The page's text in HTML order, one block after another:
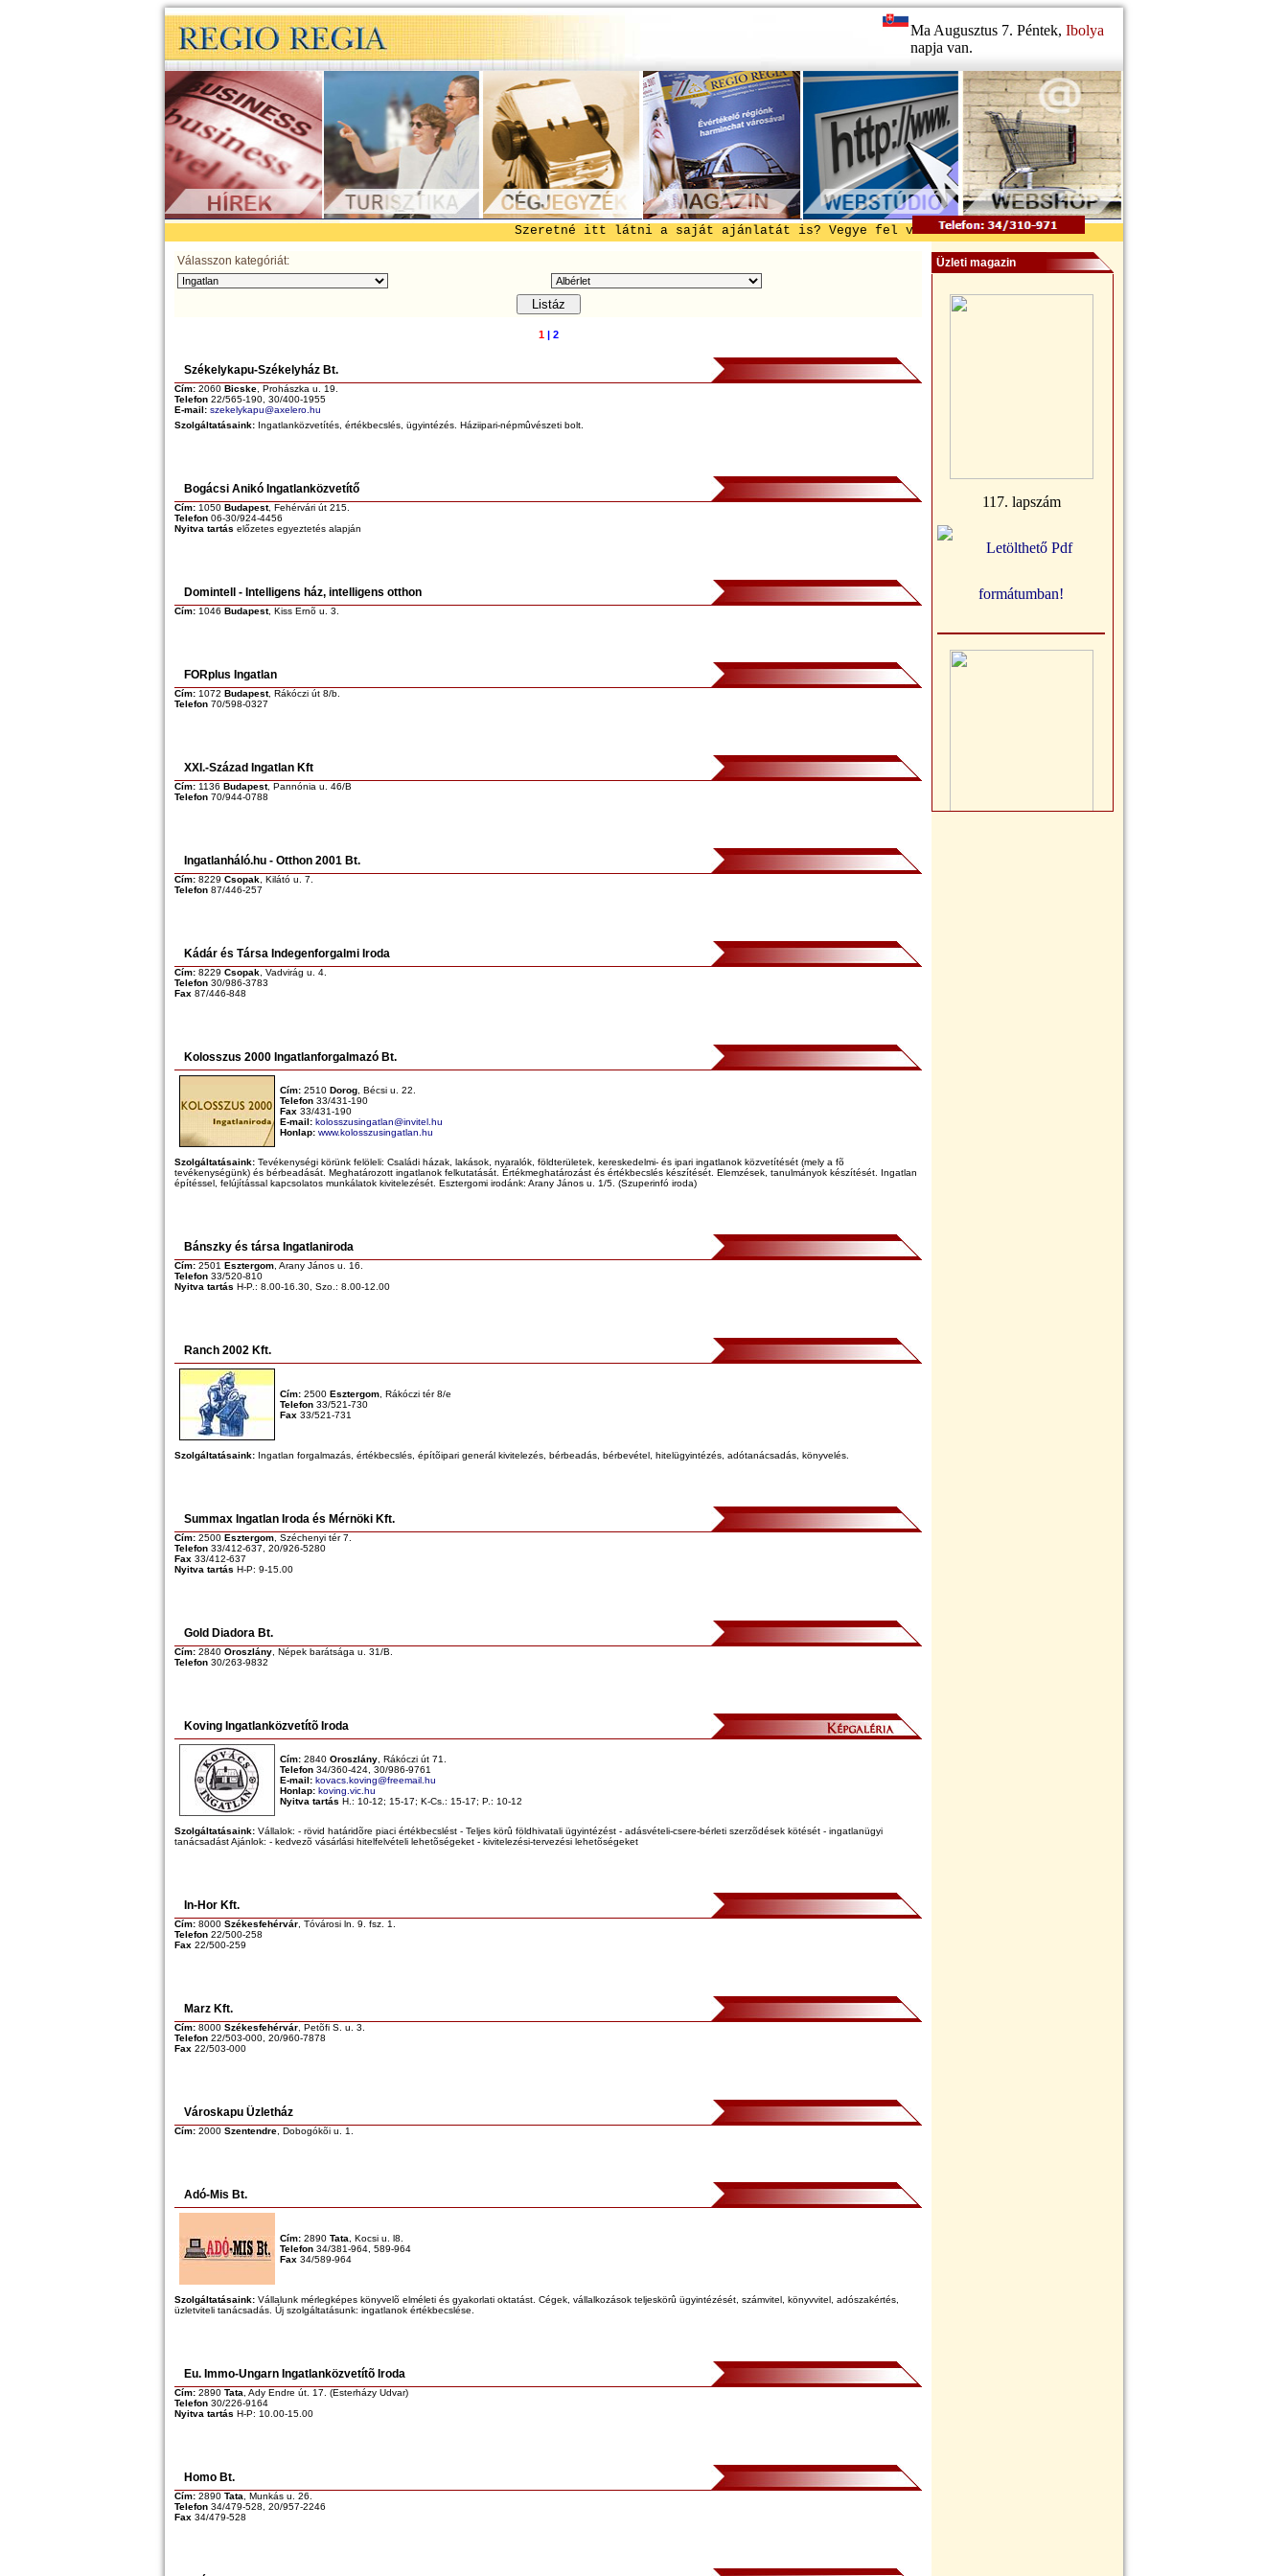
Ma Augusztus 7. Péntek, Ibolya
napja van.
Szeretné itt látni a saját ajánlatát is? Vegye fel velünk a kapcsolatot! -=- Regio Regia - A Közép-
Válasszon kategóriát:
1| 2
Székelykapu-Székelyház Bt.
Cím: 2060 Bicske , Prohászka u. 19.
Telefon 22/565-190, 30/400-1955
E-mail: szekelykapu@axelero.hu
Szolgáltatásaink: Ingatlanközvetítés, értékbecslés, ügyintézés. Háziipari-népmûvészeti bolt.
Bogácsi Anikó Ingatlanközvetítő
Cím: 1050 Budapest, Fehérvári út 215.
Telefon 06-30/924-4456
Nyitva tartás előzetes egyeztetés alapján
Domintell - Intelligens ház, intelligens otthon
Cím: 1046 Budapest, Kiss Ernõ u. 3.
FORplus Ingatlan
Cím: 1072 Budapest, Rákóczi út 8/b.
Telefon 70/598-0327
XXI.-Század Ingatlan Kft
Cím: 1136 Budapest, Pannónia u. 46/B
Telefon 70/944-0788
Ingatlanháló.hu - Otthon 2001 Bt.
Cím: 8229 Csopak , Kilátó u. 7.
Telefon 87/446-257
Kádár és Társa Indegenforgalmi Iroda
Cím: 8229 Csopak , Vadvirág u. 4.
Telefon 30/986-3783
Fax 87/446-848
Kolosszus 2000 Ingatlanforgalmazó Bt.
Cím: 2510 Dorog , Bécsi u. 22.
Telefon 33/431-190
Fax 33/431-190
E-mail: kolosszusingatlan@invitel.hu
Honlap: www.kolosszusingatlan.hu
Szolgáltatásaink: Tevékenységi körünk felöleli: Családi házak, lakások, nyaralók, földterületek, kereskedelmi- és ipari ingatlanok közvetítését (mely a fõ
tevékenységünk) és bérbeadását. Meghatározott ingatlanok felkutatását. Értékmeghatározást és értékbecslés készítését. Elemzések, tanulmányok készítését. Ingatlan
építéssel, felújítással kapcsolatos munkálatok kivitelezését. Esztergomi irodánk: Arany János u. 1/5. (Szuperinfó iroda)
Bánszky és társa Ingatlaniroda
Cím: 2501 Esztergom , Arany János u. 16.
Telefon 33/520-810
Nyitva tartás H-P.: 8.00-16.30, Szo.: 8.00-12.00
Ranch 2002 Kft.
Cím: 2500 Esztergom , Rákóczi tér 8/e
Telefon 33/521-730
Fax 33/521-731
Szolgáltatásaink: Ingatlan forgalmazás, értékbecslés, építõipari generál kivitelezés, bérbeadás, bérbevétel, hitelügyintézés, adótanácsadás, könyvelés.
Summax Ingatlan Iroda és Mérnöki Kft.
Cím: 2500 Esztergom , Széchenyi tér 7.
Telefon 33/412-637, 20/926-5280
Fax 33/412-637
Nyitva tartás H-P: 9-15.00
Gold Diadora Bt.
Cím: 2840 Oroszlány , Népek barátsága u. 31/B.
Telefon 30/263-9832
Koving Ingatlanközvetítõ Iroda
Cím: 2840 Oroszlány , Rákóczi út 71.
Telefon 34/360-424, 30/986-9761
E-mail: kovacs.koving@freemail.hu
Honlap: koving.vic.hu
Nyitva tartás H.: 10-12; 15-17; K-Cs.: 15-17; P.: 10-12
Szolgáltatásaink: Vállalok: - rövid határidõre piaci értékbecslést - Teljes körû földhivatali ügyintézést - adásvételi-csere-bérleti szerzõdések kötését - ingatlanügyi
tanácsadást Ajánlok: - kedvezõ vásárlási hitelfelvételi lehetõségeket - kivitelezési-tervezési lehetõségeket
In-Hor Kft.
Cím: 8000 Székesfehérvár , Tóvárosi ln. 9. fsz. 1.
Telefon 22/500-258
Fax 22/500-259
Marz Kft.
Cím: 8000 Székesfehérvár , Petõfi S. u. 3.
Telefon 22/503-000, 20/960-7878
Fax 22/503-000
Városkapu Üzletház
Cím: 2000 Szentendre , Dobogókõi u. 1.
Adó-Mis Bt.
Cím: 2890 Tata , Kocsi u. l8.
Telefon 34/381-964, 589-964
Fax 34/589-964
Szolgáltatásaink: Vállalunk mérlegképes könyvelõ elméleti és gyakorlati oktatást. Cégek, vállalkozások teljeskörû ügyintézését, számvitel, könyvvitel, adószakértés,
üzletviteli tanácsadás. Új szolgáltatásunk: ingatlanok értékbecslése.
Eu. Immo-Ungarn Ingatlanközvetítõ Iroda
Cím: 2890 Tata , Ady Endre út. 17. (Esterházy Udvar)
Telefon 30/226-9164
Nyitva tartás H-P: 10.00-15.00
Homo Bt.
Cím: 2890 Tata , Munkás u. 26.
Telefon 34/479-528, 20/957-2246
Fax 34/479-528
Üzleti magazin
117. lapszám